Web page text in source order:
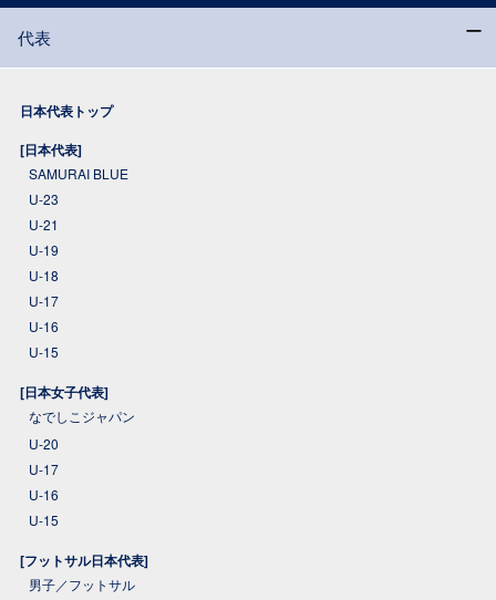
代表
日本代表トップ
[日本代表]
SAMURAI BLUE
U-23
U-21
U-19
U-18
U-17
U-16
U-15
[日本女子代表]
なでしこジャパン
U-20
U-17
U-16
U-15
[フットサル日本代表]
男子／フットサル